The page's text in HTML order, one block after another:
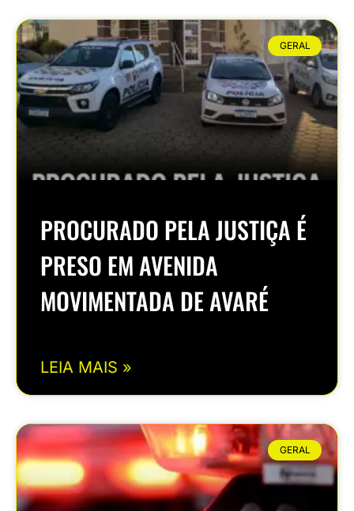
GERAL
PROCURADO PELA JUSTIÇA É
PRESO EM AVENIDA
MOVIMENTADA DE AVARÉ
LEIA MAIS »
GERAL